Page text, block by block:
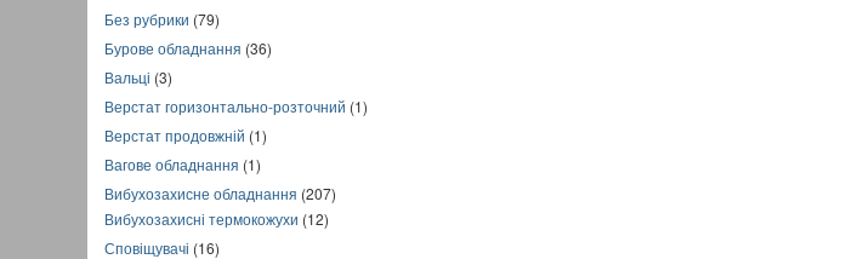
Без рубрики (79)
Бурове обладнання (36)
Вальці (3)
Верстат горизонтально-розточний (1)
Верстат продовжній (1)
Вагове обладнання (1)
Вибухозахисне обладнання (207)
Вибухозахисні термокожухи (12)
Сповіщувачі (16)